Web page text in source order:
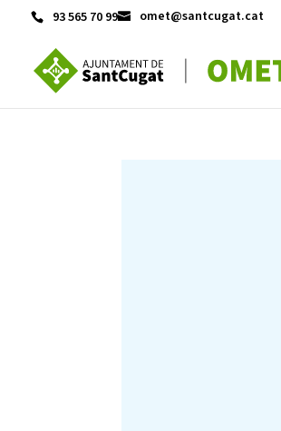
93 565 70 99 omet@santcugat.cat